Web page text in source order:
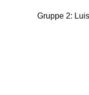
Gruppe 2: